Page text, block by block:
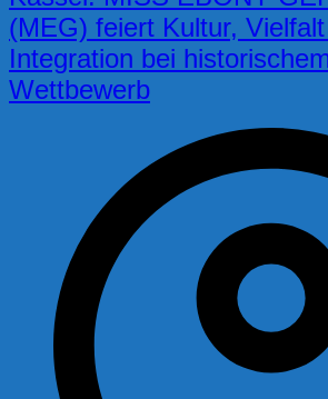
(MEG) feiert Kultur,
Integration bei
Wettbewerb